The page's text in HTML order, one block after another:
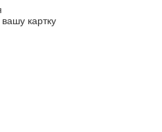
картку